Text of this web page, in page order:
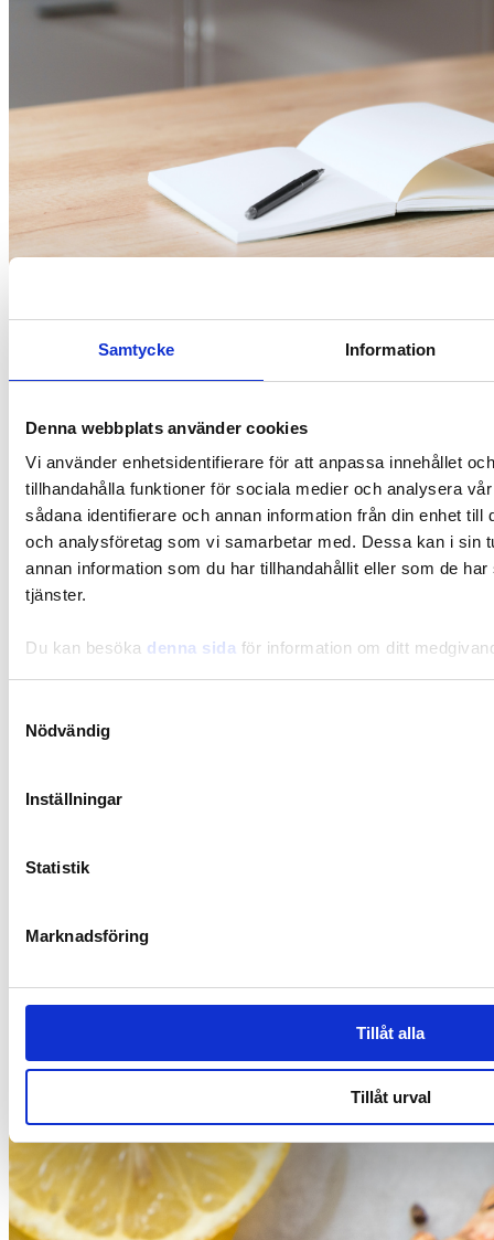
Samtycke Information
Denna webbplats använder cookies
Vi använder enhetsidentifierare för att anpassa innehållet
tillhandahålla funktioner för sociala medier och analysera
sådana identifierare och annan information från din enhet till
och analysföretag som vi samarbetar med. Dessa kan i sin
annan information som du har tillhandahållit eller som de
tjänster.
Du kan besöka denna sida för information om ditt
Nödvändig
Inställningar
Statistik
Marknadsföring
Tillåt alla
Tillåt urval
Resepti